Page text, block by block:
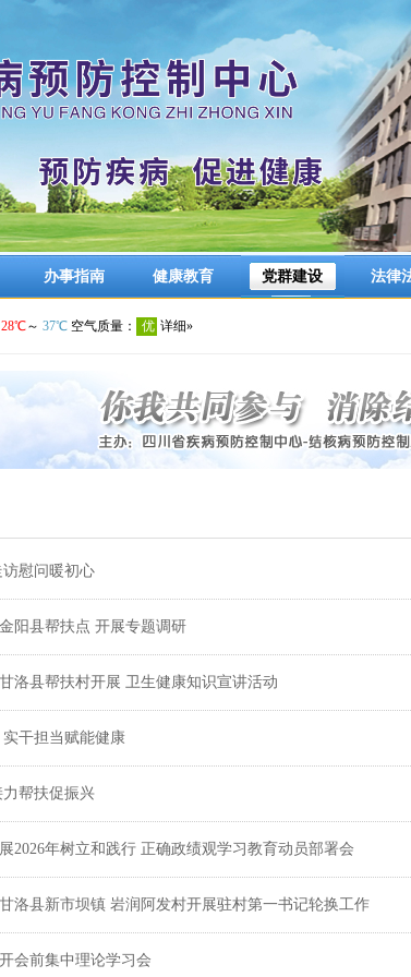
办事指南 健康教育 党群建设 法律
慰问暖初心
阳县帮扶点 开展专题调研
洛县帮扶村开展 卫生健康知识宣讲活动
干担当赋能健康
帮扶促振兴
2026年树立和践行 正确政绩观学习教育动员部署会
洛县新市坝镇 岩润阿发村开展驻村第一书记轮换工作
会前集中理论学习会